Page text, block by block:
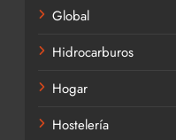
Global
Hidrocarburos
Hogar
Hostelería